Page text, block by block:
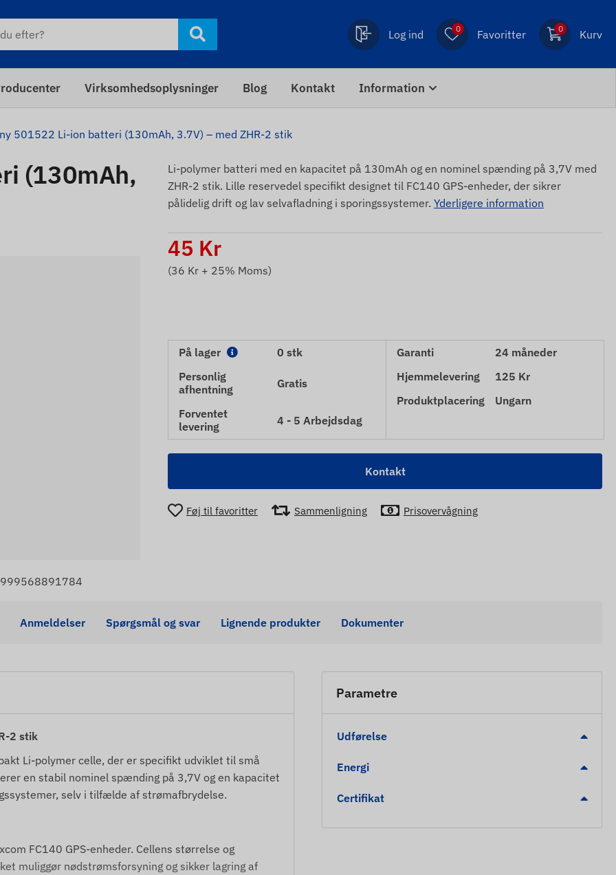
Log ind 0 Favoritter 0 Kurv
Virksomhedsoplysninger Blog Kontakt Information
501522 Li-ion batteri (130mAh, 3.7V) – med ZHR-2 stik
(130mAh,
Li-polymer batteri med en kapacitet på 130mAh og en nominel spænding på 3,7V med
ZHR-2 stik. Lille reservedel specifikt designet til FC140 GPS-enheder, der sikrer
pålidelig drift og lav selvafladning i sporingssystemer. Yderligere information
45 Kr
(36 Kr + 25% Moms)
På lager
0 stk
Personlig
afhentning
Gratis
Forventet
levering
4 - 5 Arbejdsdag
Garanti
24 måneder
Hjemmelevering
125 Kr
Produktplacering
Ungarn
Kontakt
Føj til favoritter Sammenligning Prisovervågning
Anmeldelser Spørgsmål og svar Lignende produkter Dokumenter
2 stik
Li-polymer celle, der er specifikt udviklet til små
en stabil nominel spænding på 3,7V og en kapacitet
selv i tilfælde af strømafbrydelse.
FC140 GPS-enheder. Cellens størrelse og
muliggør nødstrømsforsyning og sikker lagring af
Parametre
Udførelse
Energi
Certifikat